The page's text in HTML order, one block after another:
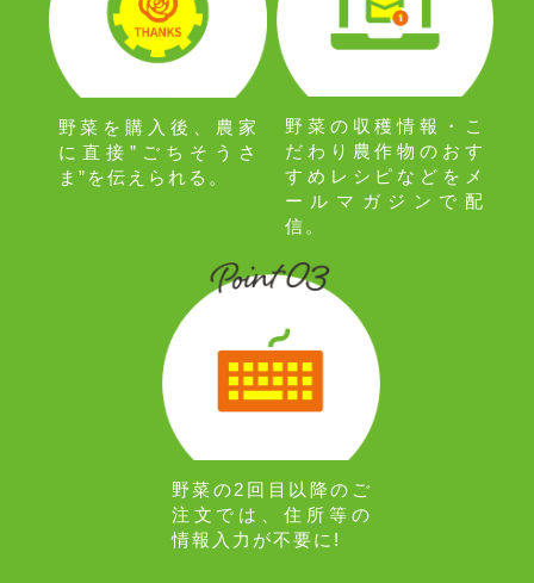
野菜を購入後、農家
に直接”ごちそうさ
ま”を伝えられる。
野菜の収穫情報・こ
だわり農作物のおす
すめレシピなどをメ
ールマガジンで配
信。
野菜の2回目以降のご
注文では、住所等の
情報入力が不要に!